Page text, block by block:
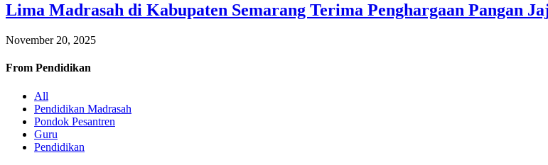
Lima Madrasah di Kabupaten Semarang Terima Penghargaan Pangan
November 20, 2025
From Pendidikan
All
Pendidikan Madrasah
Pondok Pesantren
Guru
Pendidikan